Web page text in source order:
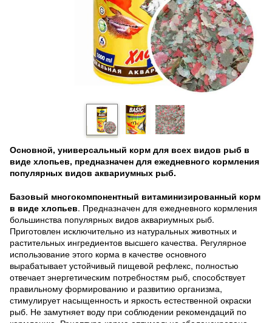
Основной, универсальный корм для всех видов рыб в
виде хлопьев, предназначен для ежедневного кормления
популярных видов аквариумных рыб.
Базовый многокомпонентный витаминизированный корм
в виде хлопьев. Предназначен для ежедневного кормления
большинства популярных видов аквариумных рыб.
Приготовлен исключительно из натуральных животных и
растительных ингредиентов высшего качества. Регулярное
использование этого корма в качестве основного
вырабатывает устойчивый пищевой рефлекс, полностью
отвечает энергетическим потребностям рыб, способствует
правильному формированию и развитию организма,
стимулирует насыщенность и яркость естественной окраски
рыб. Не замутняет воду при соблюдении рекомендаций по